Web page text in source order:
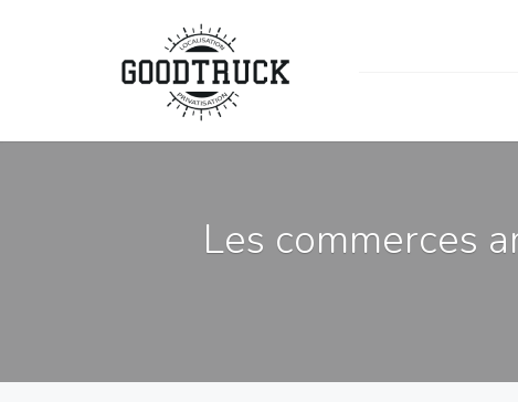
Les commerces